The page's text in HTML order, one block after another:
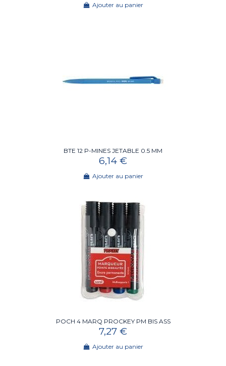
Ajouter au panier
BTE 12 P-MINES JETABLE 0.5 MM
6,14 €
Ajouter au panier
POCH 4 MARQ PROCKEY PM BIS ASS
7,27 €
Ajouter au panier